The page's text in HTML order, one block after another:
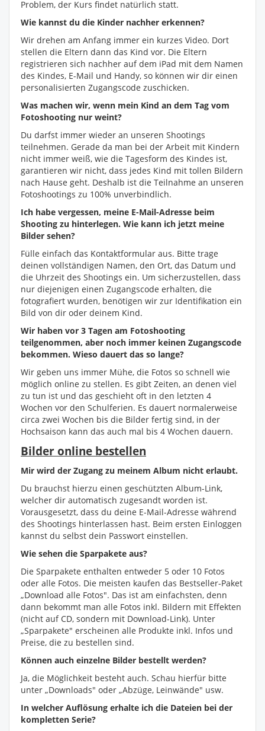
Problem, der Kurs findet natürlich statt.
Wie kannst du die Kinder nachher erkennen?
Wir drehen am Anfang immer ein kurzes Video. Dort
stellen die Eltern dann das Kind vor. Die Eltern
registrieren sich nachher auf dem iPad mit dem Namen
des Kindes, E-Mail und Handy, so können wir dir einen
personalisierten Zugangscode zuschicken.
Was machen wir, wenn mein Kind an dem Tag vom
Fotoshooting nur weint?
Du darfst immer wieder an unseren Shootings
teilnehmen. Gerade da man bei der Arbeit mit Kindern
nicht immer weiß, wie die Tagesform des Kindes ist,
garantieren wir nicht, dass jedes Kind mit tollen Bildern
nach Hause geht. Deshalb ist die Teilnahme an unseren
Fotoshootings zu 100% unverbindlich.
Ich habe vergessen, meine E-Mail-Adresse beim
Shooting zu hinterlegen. Wie kann ich jetzt meine
Bilder sehen?
Fülle einfach das Kontaktformular aus. Bitte trage
deinen vollständigen Namen, den Ort, das Datum und
die Uhrzeit des Shootings ein. Um sicherzustellen, dass
nur diejenigen einen Zugangscode erhalten, die
fotografiert wurden, benötigen wir zur Identifikation ein
Bild von dir oder deinem Kind.
Wir haben vor 3 Tagen am Fotoshooting
teilgenommen, aber noch immer keinen Zugangscode
bekommen. Wieso dauert das so lange?
Wir geben uns immer Mühe, die Fotos so schnell wie
möglich online zu stellen. Es gibt Zeiten, an denen viel
zu tun ist und das geschieht oft in den letzten 4
Wochen vor den Schulferien. Es dauert normalerweise
circa zwei Wochen bis die Bilder fertig sind, in der
Hochsaison kann das auch mal bis 4 Wochen dauern.
Bilder online bestellen
Mir wird der Zugang zu meinem Album nicht erlaubt.
Du brauchst hierzu einen geschützten Album-Link,
welcher dir automatisch zugesandt worden ist.
Vorausgesetzt, dass du deine E-Mail-Adresse während
des Shootings hinterlassen hast. Beim ersten Einloggen
kannst du selbst dein Passwort einstellen.
Wie sehen die Sparpakete aus?
Die Sparpakete enthalten entweder 5 oder 10 Fotos
oder alle Fotos. Die meisten kaufen das Bestseller-Paket
„Download alle Fotos". Das ist am einfachsten, denn
dann bekommt man alle Fotos inkl. Bildern mit Effekten
(nicht auf CD, sondern mit Download-Link). Unter
„Sparpakete" erscheinen alle Produkte inkl. Infos und
Preise, die zu bestellen sind.
Können auch einzelne Bilder bestellt werden?
Ja, die Möglichkeit besteht auch. Schau hierfür bitte
unter „Downloads" oder „Abzüge, Leinwände" usw.
In welcher Auflösung erhalte ich die Dateien bei der
kompletten Serie?